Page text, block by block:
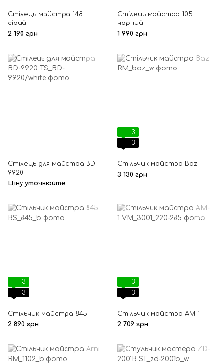
Стілець майстра 148
сірий
2 190 грн
Стілець майстра 105
чорний
1 990 грн
Стілець для майстра BD-
9920
Ціну уточнюйте
3
3
Стільчик майстра Baz
3 130 грн
3
3
Стільчик майстра 845
2 890 грн
3
3
Стільчик майстра AM-1
2 709 грн